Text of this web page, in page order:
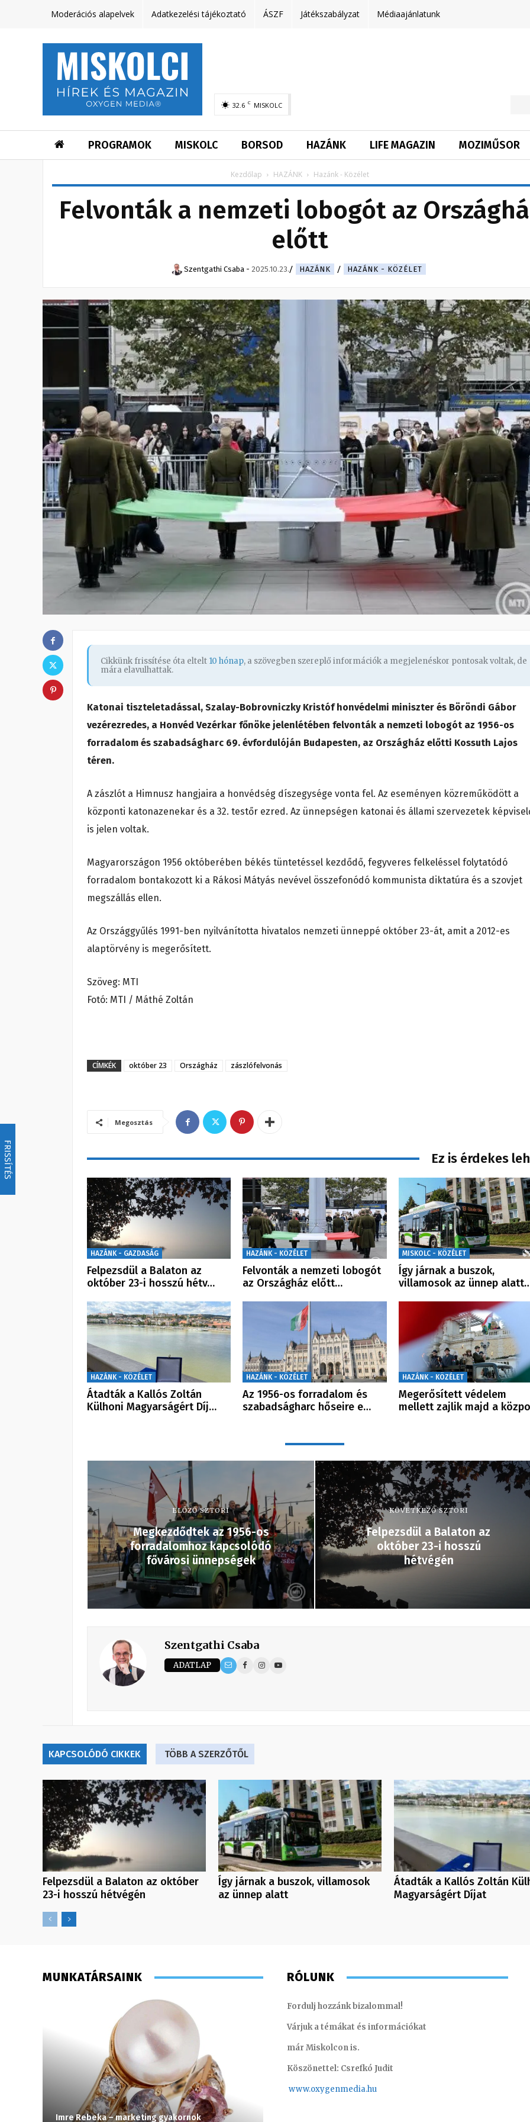
FRISSÍTÉS
Moderációs alapelvek Adatkezelési tájékoztató ÁSZF Játékszabályzat Médiaajánlatunk
32.6 C MISKOLC
PROGRAMOK MISKOLC BORSOD HAZÁNK LIFE MAGAZIN MOZIMŰSOR
Kezdőlap HAZÁNK Hazánk - Közélet
Felvonták a nemzeti lobogót az
előtt
Szentgathi Csaba - 2025.10.23. HAZÁNK HAZÁNK - KÖZÉLET
Cikkünk frissítése óta eltelt 10 hónap, a szövegben szereplő információk a megjelenéskor pontosak voltak, de
mára elavulhattak.
Katonai tiszteletadással, Szalay-Bobrovniczky Kristóf honvédelmi miniszter és Böröndi Gábor
vezérezredes, a Honvéd Vezérkar főnöke jelenlétében felvonták a nemzeti lobogót az 1956-os
forradalom és szabadságharc 69. évfordulóján Budapesten, az Országház előtti Kossuth Lajos
téren.
A zászlót a Himnusz hangjaira a honvédség díszegysége vonta fel. Az eseményen közreműködött a
központi katonazenekar és a 32. testőr ezred. Az ünnepségen katonai és állami szervezetek
is jelen voltak.
Magyarországon 1956 októberében békés tüntetéssel kezdődő, fegyveres felkeléssel folytatódó
forradalom bontakozott ki a Rákosi Mátyás nevével összefonódó kommunista diktatúra és a szovjet
megszállás ellen.
Az Országgyűlés 1991-ben nyilvánította hivatalos nemzeti ünneppé október 23-át, amit a 2012-es
alaptörvény is megerősített.
Szöveg: MTI
Fotó: MTI / Máthé Zoltán
CÍMKÉK október 23 Országház zászlófelvonás
Megosztás
Ez is érdekes
HAZÁNK - GAZDASÁG
Felpezsdül a Balaton az
október 23-i hosszú hétv…
HAZÁNK - KÖZÉLET
Felvonták a nemzeti lobogót
az Országház előtt…
MISKOLC - KÖZÉLET
Így járnak a buszok,
villamosok az ünnep
HAZÁNK - KÖZÉLET
Átadták a Kallós Zoltán
Külhoni Magyarságért Díj…
HAZÁNK - KÖZÉLET
Az 1956-os forradalom és
szabadságharc hőseire e…
HAZÁNK - KÖZÉLET
Megerősített védelem
mellett zajlik majd a
ELŐZŐ SZTORI
Megkezdődtek az 1956-os
forradalomhoz kapcsolódó
fővárosi ünnepségek
KÖVETKEZŐ SZTORI
Felpezsdül a Balaton az
október 23-i hosszú
hétvégén
Szentgathi Csaba
ADATLAP
KAPCSOLÓDÓ CIKKEK TÖBB A SZERZŐTŐL
Felpezsdül a Balaton az október
23-i hosszú hétvégén
Így járnak a buszok, villamosok
az ünnep alatt
Átadták a Kallós Zoltán
Magyarságért Díjat
MUNKATÁRSAINK
Imre Rebeka – marketing gyakornok
RÓLUNK
Fordulj hozzánk bizalommal!
Várjuk a témákat és információkat
már Miskolcon is.
Köszönettel: Csrefkó Judit
www.oxygenmedia.hu